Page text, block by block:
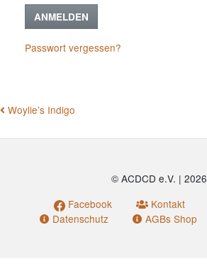
ANMELDEN
Passwort vergessen?
BEITRAGSNAVIGATION
Woylie’s Indigo
© ACDCD e.V. | 2026
Facebook
Kontakt
Datenschutz
AGBs Shop